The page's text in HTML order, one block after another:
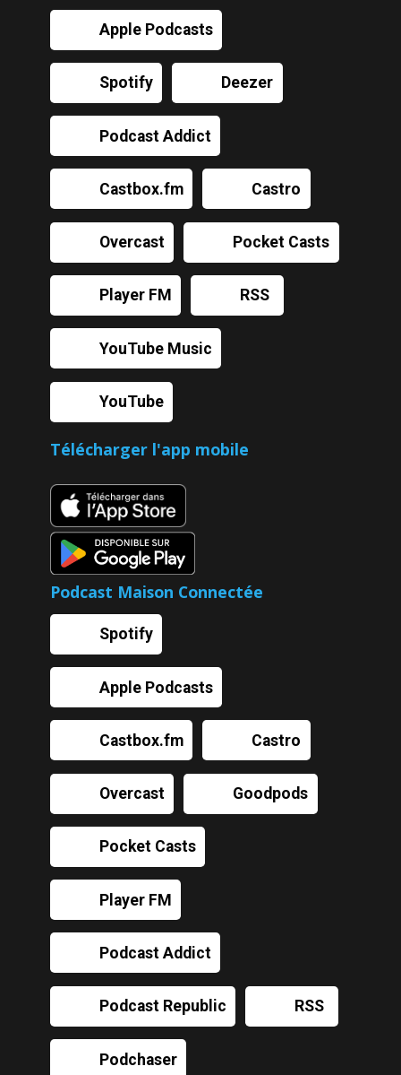
Apple Podcasts
Spotify Deezer
Podcast Addict
Castbox.fm Castro
Overcast Pocket Casts
Player FM RSS
YouTube Music
YouTube
Télécharger l'app mobile
Podcast Maison Connectée
Spotify
Apple Podcasts
Castbox.fm Castro
Overcast Goodpods
Pocket Casts
Player FM
Podcast Addict
Podcast Republic RSS
Podchaser